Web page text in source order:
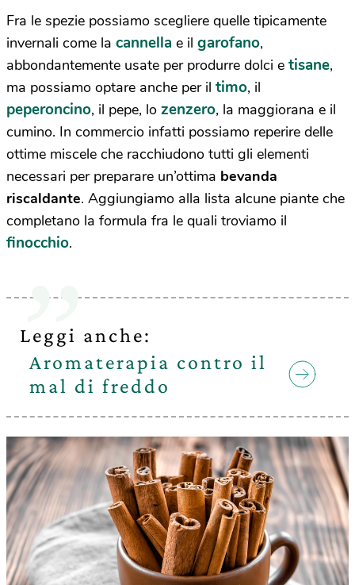
Fra le spezie possiamo scegliere quelle tipicamente
invernali come la cannella e il garofano,
abbondantemente usate per produrre dolci e tisane,
ma possiamo optare anche per il timo, il
peperoncino, il pepe, lo zenzero, la maggiorana e il
cumino. In commercio infatti possiamo reperire delle
ottime miscele che racchiudono tutti gli elementi
necessari per preparare un’ottima bevanda
riscaldante. Aggiungiamo alla lista alcune piante che
completano la formula fra le quali troviamo il
finocchio.
Leggi anche:
Aromaterapia contro il
mal di freddo